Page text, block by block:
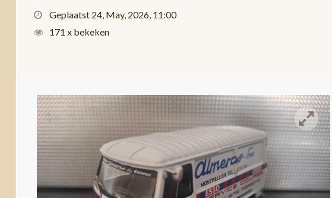
Geplaatst 24, May, 2026, 11:00
171 x bekeken